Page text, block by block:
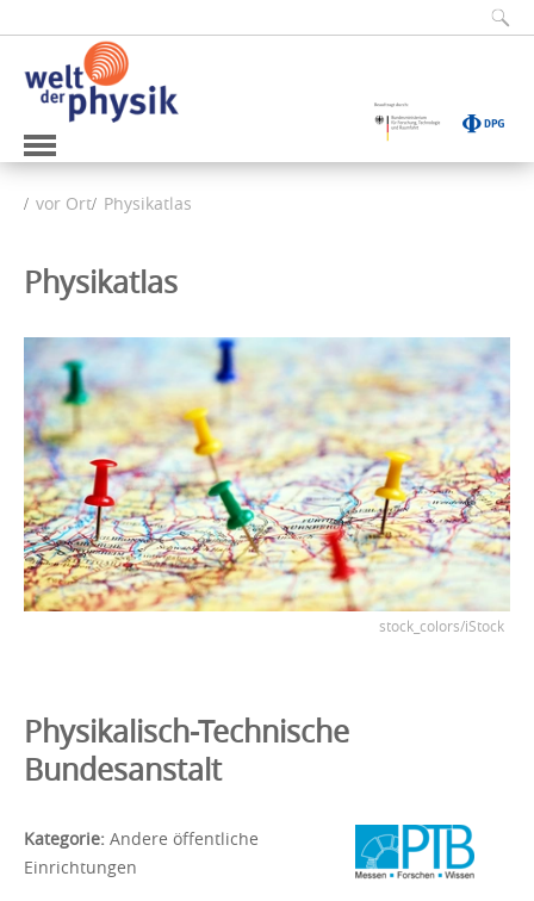
vor Ort Physikatlas
Physikatlas
stock_colors/iStock
Physikalisch-Technische
Bundesanstalt
Kategorie: Andere öffentliche
Einrichtungen